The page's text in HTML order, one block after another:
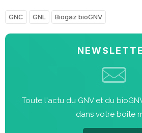
GNC GNL Biogaz bioGNV
Toute l'actu du GNV et du
dans votre boite